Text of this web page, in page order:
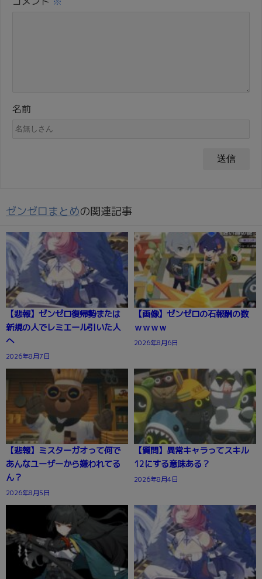
名前
ゼンゼロまとめの関連記事
【悲報】ゼンゼロ復帰勢または
新規の人でレミエール引いた人
へ
2026年8月7日
【画像】ゼンゼロの石報酬の数
ｗｗｗｗ
2026年8月6日
【悲報】ミスターガオって何で
あんなユーザーから嫌われてる
ん？
2026年8月5日
【質問】異常キャラってスキル
12にする意味ある？
2026年8月4日